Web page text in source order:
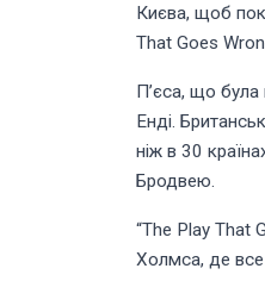
Києва, щоб
That Goes
П’єса, що
Енді.
ніж в 30
Бродвею.
“The Play That
Холмса, де все